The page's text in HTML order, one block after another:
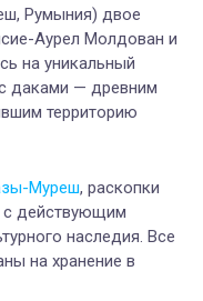
Румыния) двое
Аурел Молдован и
на уникальный
даками — древним
территорию
Муреш, раскопки
с действующим
наследия. Все
на хранение в